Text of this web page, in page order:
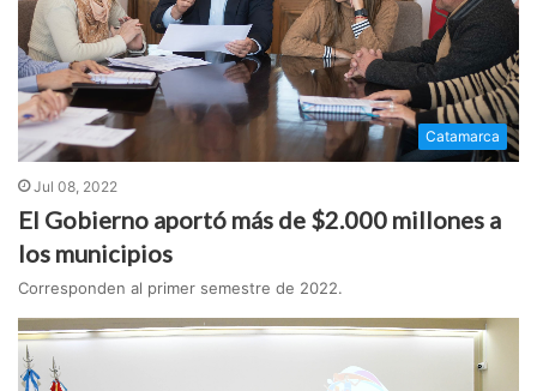
Catamarca
Jul 08, 2022
El Gobierno aportó más de $2.000 millones a
los municipios
Corresponden al primer semestre de 2022.